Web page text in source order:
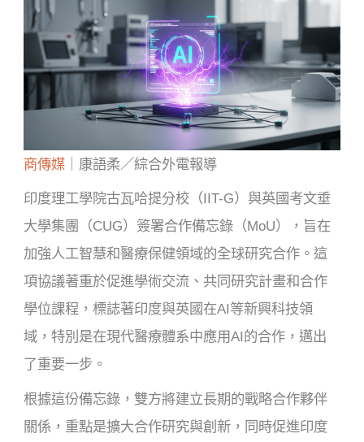
商傳媒 ｜康語柔／綜合外電報導
印度理工學院古瓦哈提分校（IIT-G）與英國考文垂
大學集團（CUG）簽署合作備忘錄（MoU），旨在
加強人工智慧和醫療保健領域的全球研究合作。這
項協議著重於促進學術交流、共同研究計畫和合作
學位課程，標誌著印度與英國在AI等新興科技領
域，特別是在現代醫療體系中應用AI的合作，邁出
了重要一步。
根據這份備忘錄，雙方將建立長期的戰略合作夥伴
關係，重點是擴大合作研究與創新，同時促進印度